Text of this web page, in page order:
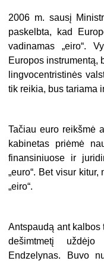
2006 m. sausį
paskelbta, kad
vadinamas „eiro“.
Europos instrumentą,
lingvocentristinės
tik reikia, bus tariama
Tačiau euro reikšmė
kabinetas priėmė
finansiniuose ir
„euro“. Bet visur
„eiro“.
Antspaudą ant
dešimtmetį
Endzelynas. Buvo